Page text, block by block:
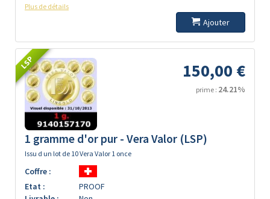
Plus de détails
Ajouter
LSP 150,00 €
prime : 24.21%
1 gramme d'or pur - Vera Valor (LSP)
Issu d un lot de 10 Vera Valor 1 once
Coffre :
Etat :
PROOF